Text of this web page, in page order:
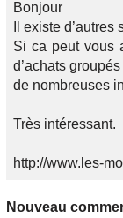
Bonjour
Il existe
Si ca peut vous
d’achats
de nombreuses
Très intéressant.
http://www.les-
Nouveau